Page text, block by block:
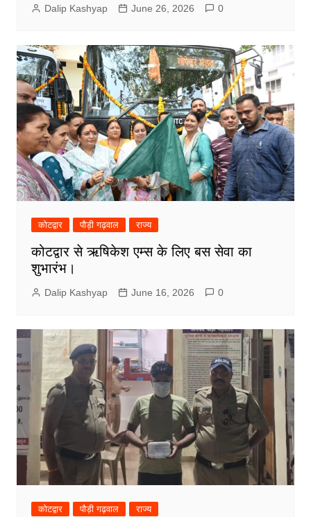
Dalip Kashyap June 26, 2026 0
कोटद्वार पौड़ी गढ़वाल राज्य
कोटद्वार से ऋषिकेश एम्स के लिए बस सेवा का
शुभारंभ।
Dalip Kashyap June 16, 2026 0
कोटद्वार पौड़ी गढ़वाल राज्य